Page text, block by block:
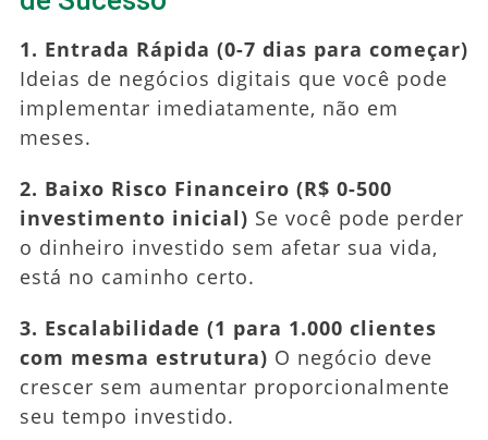
1. Entrada Rápida (0-7 dias para começar)
Ideias de negócios digitais que você pode
implementar imediatamente, não em
meses.
2. Baixo Risco Financeiro (R$ 0-500
investimento inicial) Se você pode perder
o dinheiro investido sem afetar sua vida,
está no caminho certo.
3. Escalabilidade (1 para 1.000 clientes
com mesma estrutura) O negócio deve
crescer sem aumentar proporcionalmente
seu tempo investido.